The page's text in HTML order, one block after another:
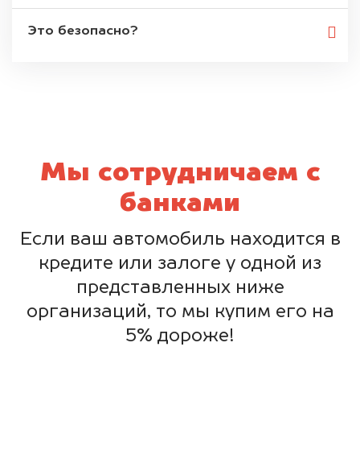
Это безопасно?
Мы сотрудничаем с
банками
Если ваш автомобиль находится в
кредите или залоге у одной из
представленных ниже
организаций, то мы купим его на
5% дороже!